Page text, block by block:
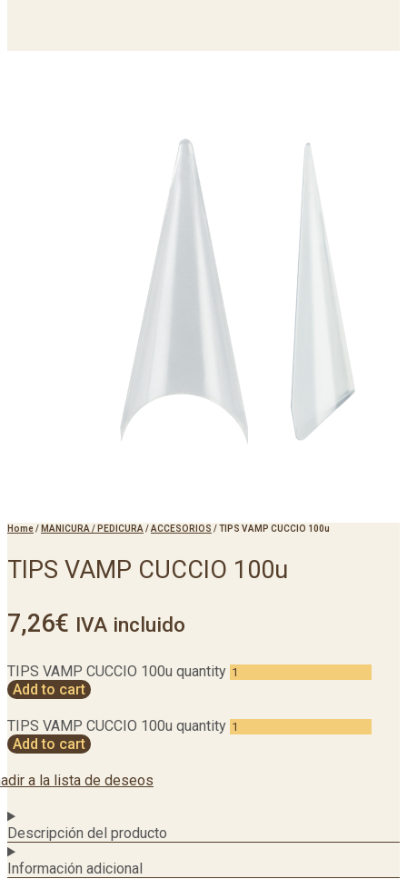
Home/ MANICURA / PEDICURA /ACCESORIOS /TIPS VAMP CUCCIO 100u
TIPS VAMP CUCCIO 100u
7,26€ IVA incluido
TIPS VAMP CUCCIO 100u quantity
Add to cart
TIPS VAMP CUCCIO 100u quantity
Add to cart
a la lista de deseos
Descripción del producto
Información adicional